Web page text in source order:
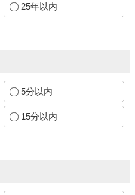
25年以内
5分以内
15分以内